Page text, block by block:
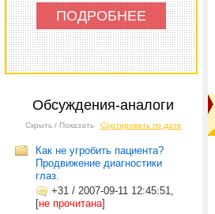
ПОДРОБНЕЕ
Обсуждения-аналоги
Скрыть / Показать Сортировать по дате
Как не угробить пациента?
Продвижение диагностики
глаз.
+31 / 2007-09-11 12:45:51,
[не прочитана]